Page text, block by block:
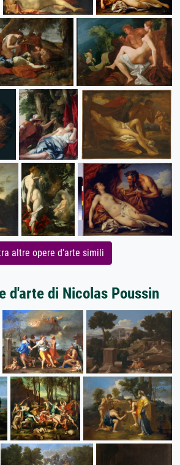
altre opere d'arte simili
d'arte di Nicolas Poussin